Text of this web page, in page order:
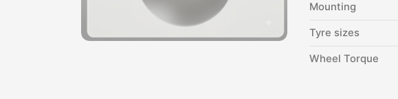
Mounting
Tyre sizes
Wheel Torque